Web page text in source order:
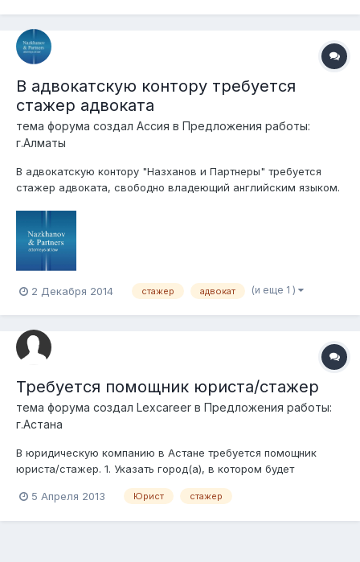
В адвокатскую контору требуется
стажер адвоката
тема форума создал Ассия в Предложения работы:
г.Алматы
В адвокатскую контору "Назханов и Партнеры" требуется
стажер адвоката, свободно владеющий английским языком.
info@nazkhanovandpartners.com
2 Декабря 2014 стажер адвокат (и еще 1 )
Требуется помощник юриста/стажер
тема форума создал Lexcareer в Предложения работы:
г.Астана
В юридическую компанию в Астане требуется помощник
юриста/стажер. 1. Указать город(а), в котором будет
осуществляться трудовая деятельность соискателя. Астана
2. Предполагаемая должность соискателя. Помощник
5 Апреля 2013 Юрист стажер